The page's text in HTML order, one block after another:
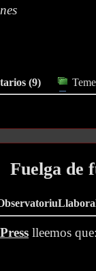
(9)
Fuelga de
lleemos que: